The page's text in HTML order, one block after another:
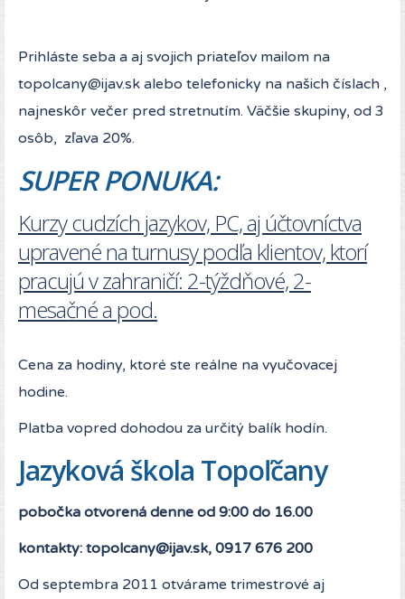
Prihláste seba a aj svojich priateľov mailom na
topolcany@ijav.sk alebo telefonicky na našich číslach ,
najneskôr večer pred stretnutím. Väčšie skupiny, od 3
osôb, zľava 20%.
SUPER PONUKA:
Kurzy cudzích jazykov, PC, aj účtovníctva
upravené na turnusy podľa klientov, ktorí
pracujú v zahraničí: 2-týždňové, 2-
mesačné a pod.
Cena za hodiny, ktoré ste reálne na vyučovacej
hodine.
Platba vopred dohodou za určitý balík hodín.
Jazyková škola Topoľčany
pobočka otvorená denne od 9:00 do 16.00
kontakty: topolcany@ijav.sk, 0917 676 200
Od septembra 2011 otvárame trimestrové aj